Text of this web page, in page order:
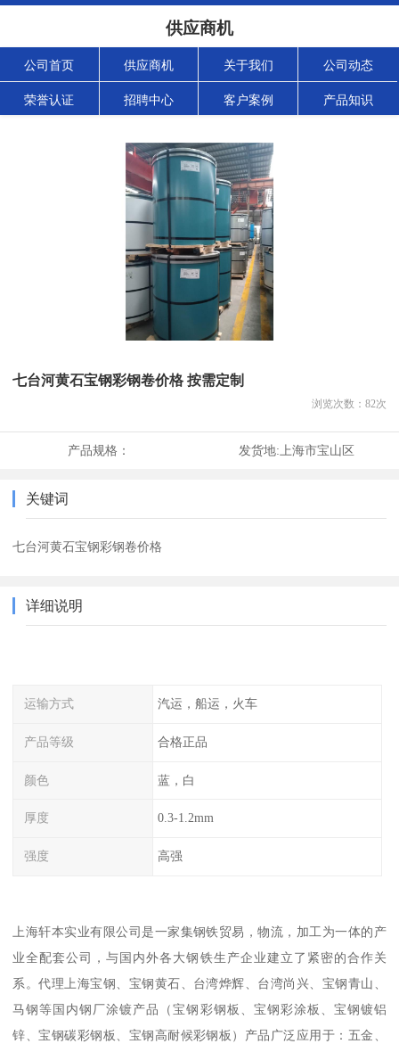
供应商机
公司首页 供应商机 关于我们 公司动态
荣誉认证 招聘中心 客户案例 产品知识
七台河黄石宝钢彩钢卷价格 按需定制
浏览次数： 82次
产品规格： 发货地: 上海市宝山区
关键词
七台河黄石宝钢彩钢卷价格
详细说明
运输方式 汽运，船运，火车
产品等级 合格正品
颜色 蓝，白
厚度 0.3-1.2mm
强度 高强
上海轩本实业有限公司是一家集钢铁贸易，物流，加工为一体的产
业全配套公司，与国内外各大钢铁生产企业建立了紧密的合作关
系。代理上海宝钢、宝钢黄石、台湾烨辉、台湾尚兴、宝钢青山、
马钢等国内钢厂涂镀产品（宝钢彩钢板、宝钢彩涂板、宝钢镀铝
锌、宝钢碳彩钢板、宝钢高耐候彩钢板）产品广泛应用于：五金、